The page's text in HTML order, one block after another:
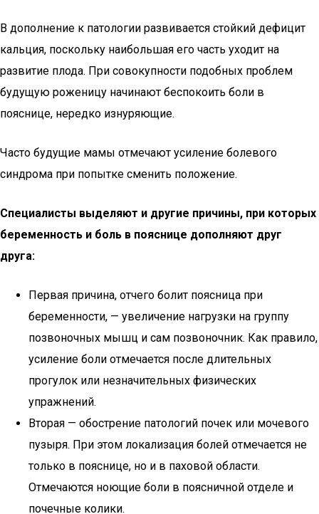
В дополнение к патологии развивается стойкий дефицит
кальция, поскольку наибольшая его часть уходит на
развитие плода. При совокупности подобных проблем
будущую роженицу начинают беспокоить боли в
пояснице, нередко изнуряющие.
Часто будущие мамы отмечают усиление болевого
синдрома при попытке сменить положение.
Специалисты выделяют и другие причины, при которых
беременность и боль в пояснице дополняют друг
друга:
Первая причина, отчего болит поясница при
беременности, — увеличение нагрузки на группу
позвоночных мышц и сам позвоночник. Как правило,
усиление боли отмечается после длительных
прогулок или незначительных физических
упражнений.
Вторая — обострение патологий почек или мочевого
пузыря. При этом локализация болей отмечается не
только в пояснице, но и в паховой области.
Отмечаются ноющие боли в поясничной отделе и
почечные колики.